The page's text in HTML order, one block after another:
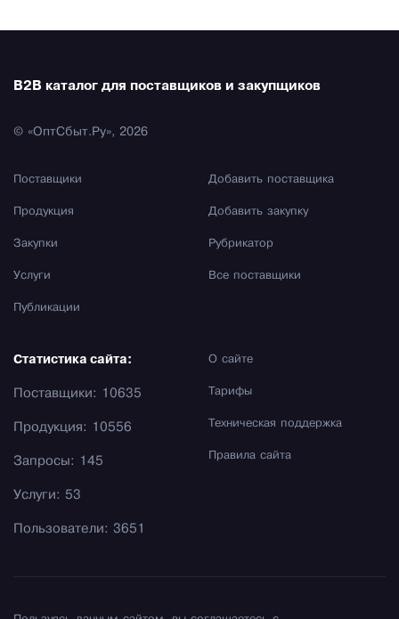
B2B каталог для поставщиков и закупщиков
© «ОптСбыт.Ру», 2026
Поставщики
Продукция
Закупки
Услуги
Публикации
Добавить поставщика
Добавить закупку
Рубрикатор
Все поставщики
О сайте
Тарифы
Техническая поддержка
Правила сайта
Статистика сайта:
Поставщики: 10635
Продукция: 10556
Запросы: 145
Услуги: 53
Пользователи: 3651